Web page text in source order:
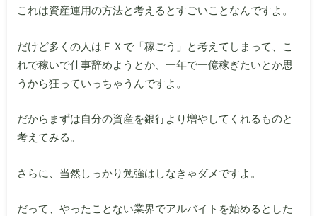
これは資産運用の方法と考えるとすごいことなんですよ。
だけど多くの人はＦＸで「稼ごう」と考えてしまって、こ
れで稼いで仕事辞めようとか、一年で一億稼ぎたいとか思
うから狂っていっちゃうんですよ。
だからまずは自分の資産を銀行より増やしてくれるものと
考えてみる。
さらに、当然しっかり勉強はしなきゃダメですよ。
だって、やったことない業界でアルバイトを始めるとした